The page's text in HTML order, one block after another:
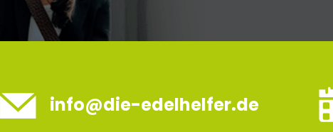
info@die-edelhelfer.de